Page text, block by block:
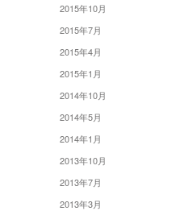
2015年10月
2015年7月
2015年4月
2015年1月
2014年10月
2014年5月
2014年1月
2013年10月
2013年7月
2013年3月